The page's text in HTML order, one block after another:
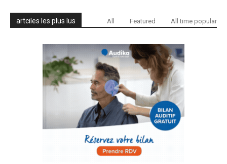
artciles les plus lus All Featured All time popular